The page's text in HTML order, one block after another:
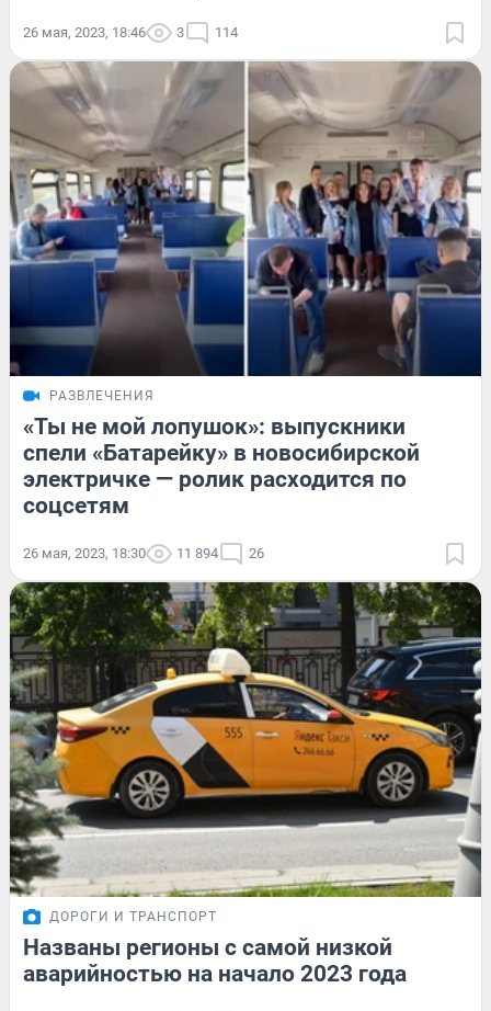
26 мая, 2023, 18:46 3 114
РАЗВЛЕЧЕНИЯ
«Ты не мой лопушок»: выпускники
спели «Батарейку» в новосибирской
электричке — ролик расходится по
соцсетям
26 мая, 2023, 18:30 11 894 26
ДОРОГИ И ТРАНСПОРТ
Названы регионы с самой низкой
аварийностью на начало 2023 года